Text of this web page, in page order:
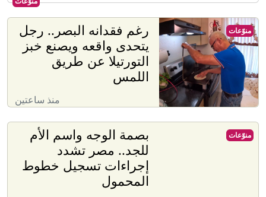
رغم فقدانه البصر.. رجل
يتحدى واقعه ويصنع خبز
التورتيلا عن طريق
اللمس
منذ ساعتين
منوّعات
بصمة الوجه واسم الأم
للجد.. مصر تشدد
إجراءات تسجيل خطوط
المحمول
منوّعات